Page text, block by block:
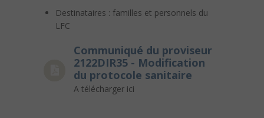
Destinataires : familles et personnels du
LFC
Communiqué du proviseur
2122DIR35 - Modification
du protocole sanitaire
A télécharger ici